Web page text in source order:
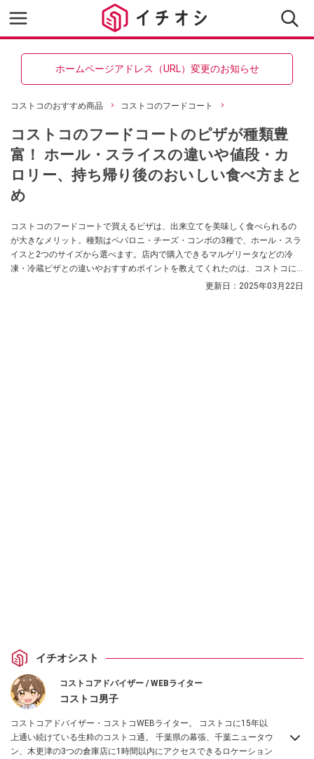
ホームページアドレス（URL）変更のお知らせ
コストコのおすすめ商品 コストコのフードコート
コストコのフードコートのピザが種類豊
富！ ホール・スライスの違いや値段・カ
ロリー、持ち帰り後のおいしい食べ方まと
め
コストコのフードコートで買えるピザは、出来立てを美味しく食べられるの
が大きなメリット。種類はペパロニ・チーズ・コンボの3種で、ホール・スラ
イスと2つのサイズから選べます。店内で購入できるマルゲリータなどの冷
凍・冷蔵ピザとの違いやおすすめポイントを教えてくれたのは、コストコに
15年以上通い続けているというコストコ男子さん。気になる値段やカロリ
更新日： 2025年03月22日
イチオシスト
コストコアドバイザー / WEBライター
コストコ男子
コストコアドバイザー・コストコWEBライター。 コストコに15年以
上通い続けている生粋のコストコ通。 千葉県の幕張、千葉ニュータウ
ン、木更津の3つの倉庫店に1時間以内にアクセスできるロケーション